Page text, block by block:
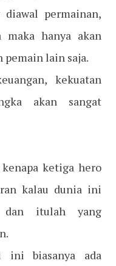
permainan,
hanya akan
pemain lain saja.
kekuatan
akan sangat
ketiga hero
kalau dunia ini
dan itulah yang
ini biasanya ada